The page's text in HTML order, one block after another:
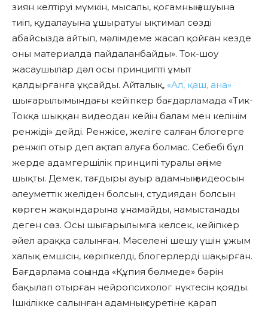
зиян келтіруі мүмкін, мысалы, қоғамның ашуына
тиіп, қудалауына ұшыратуы ықтимал сөзді
абайсызда айтып, мәлімдеме жасап қойған кезде
оны материалда пайдаланбайды». Ток-шоу
жасаушылар дәл осы принципті ұмыт
қалдырғанға ұқсайды. Айталық, «Ал, қаш, ана»
шығарылымындағы кейіпкер бағдарламада «Тик-
Токқа шыққан видеодан кейін балам мен келінім
ренжіді» дейді. Ренжісе, желіге салған блогерге
ренжіп отыр деп ақтап алуға болмас. Себебі бұл
жерде адамгершілік принципі туралы әңгіме
шықты. Демек, тағдыры ауыр адамның видеосын
әлеуметтік желіден болсын, студиядан болсын
көрген жақындарына ұнамайды, намыстанады
деген сөз. Осы шығарылымға келсек, кейіпкер
әйел араққа салынған. Мәселені шешу үшін ұжым
халық емшісін, көріпкелді, блогерлерді шақырған.
Бағдарлама соңында «Құпия бөлмеде» бәрін
бақылап отырған нейропсихолог нүктесін қояды.
Ішкілікке салынған адамның суретіне қарап